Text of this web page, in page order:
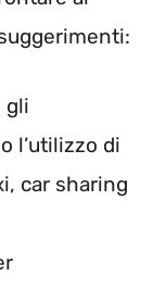
gli
l’utilizzo di
car sharing